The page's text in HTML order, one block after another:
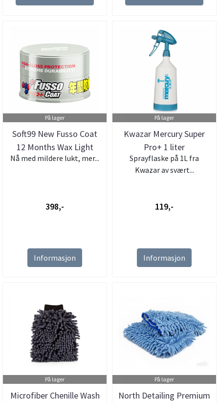
På lager
Soft99 New Fusso Coat
12 Months Wax Light
Nå med mildere lukt, mer...
398,-
Informasjon
På lager
Kwazar Mercury Super
Pro+ 1 liter
Sprayflaske på 1L fra
Kwazar av svært...
119,-
Informasjon
På lager
Microfiber Chenille Wash
På lager
North Detailing Premium